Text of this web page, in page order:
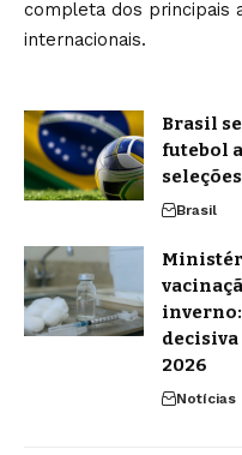
completa dos principais
internacionais.
Brasil
futebol
Brasil
inverno:
2026
Notícias